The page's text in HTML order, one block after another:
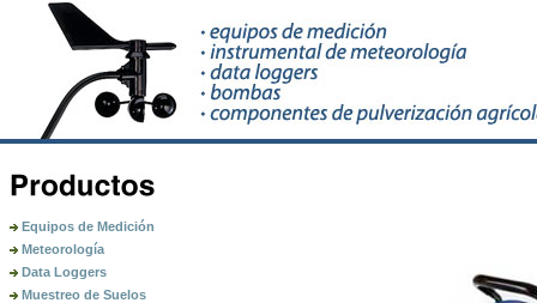
Equipos de Medición
Meteorología
Data Loggers
Muestreo de Suelos